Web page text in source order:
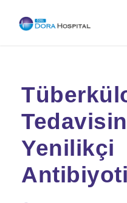
Yenilikçi